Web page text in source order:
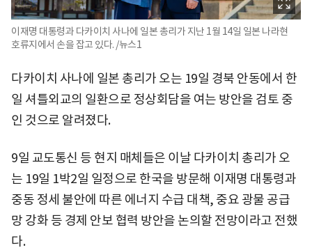
이재명 대통령과 다카이치 사나에 일본 총리가 지난 1월 14일 일본 나라현
호류지에서 손을 잡고 있다. /뉴스1
다카이치 사나에 일본 총리가 오는 19일 경북 안동에서 한
일 셔틀외교의 일환으로 정상회담을 여는 방안을 검토 중
인 것으로 알려졌다.
9일 교도통신 등 현지 매체들은 이날 다카이치 총리가 오
는 19일 1박2일 일정으로 한국을 방문해 이재명 대통령과
중동 정세 불안에 따른 에너지 수급 대책, 중요 광물 공급
망 강화 등 경제 안보 협력 방안을 논의할 전망이라고 전했
다.